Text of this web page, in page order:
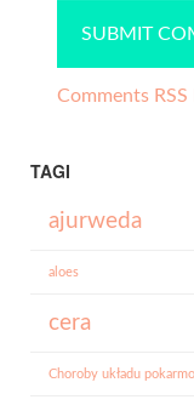
Comments RSS
TAGI
ajurweda
aloes
cera
Choroby układu